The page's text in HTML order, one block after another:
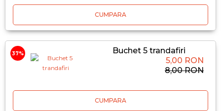
CUMPARA
37%
Buchet 5 trandafiri
5,00 RON
8,00 RON
CUMPARA